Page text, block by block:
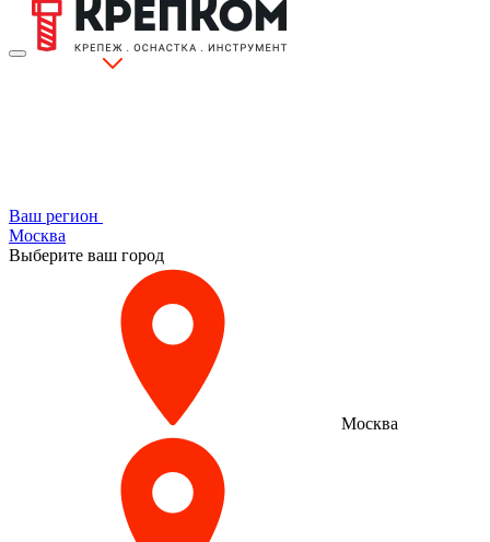
Ваш регион
Москва
Выберите ваш город
Москва